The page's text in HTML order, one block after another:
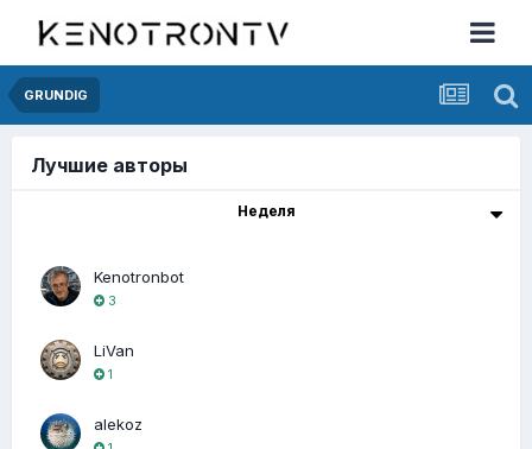
GRUNDIG
Лучшие авторы
Неделя
Kenotronbot
3
LiVan
1
alekoz